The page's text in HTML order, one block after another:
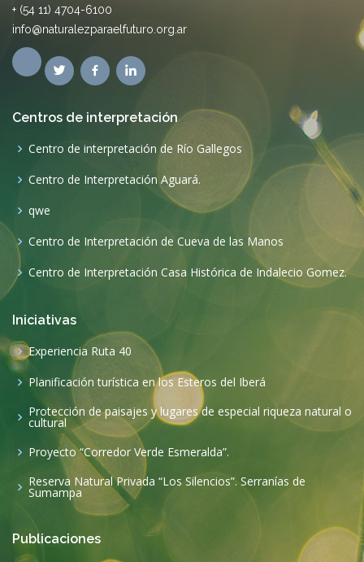
+ (54 11) 4704-6100
info@naturalezparaelfuturo.org.ar
Centros de interpretación
Centro de interpretación de Río Gallegos
Centro de Interpretación Aguará.
qwe
Centro de Interpretación de Cueva de las Manos
Centro de Interpretación Casa Histórica de Indalecio Gomez.
Iniciativas
Experiencia Ruta 40
Planificación turística en los Esteros del Iberá
Protección de paisajes y lugares de especial riqueza natural o
cultural
Proyecto “Corredor Verde Esmeralda”.
Reserva Natural Privada “Los Silencios”. Serranías de
Sumampa
Publicaciones